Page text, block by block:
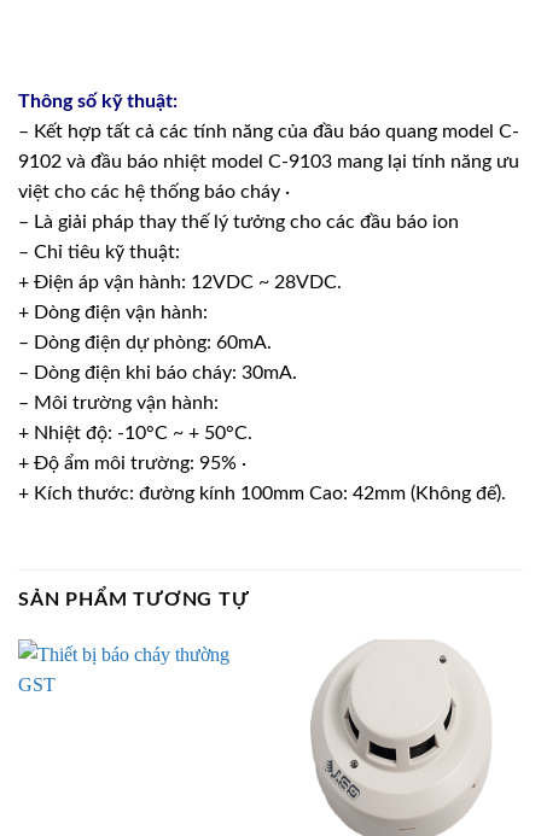
Thông số kỹ thuật:
– Kết hợp tất cả các tính năng của đầu báo quang model C-
9102 và đầu báo nhiệt model C-9103 mang lại tính năng ưu
việt cho các hệ thống báo cháy ·
– Là giải pháp thay thế lý tưởng cho các đầu báo ion
– Chỉ tiêu kỹ thuật:
+ Điện áp vận hành: 12VDC ~ 28VDC.
+ Dòng điện vận hành:
– Dòng điện dự phòng: 60mA.
– Dòng điện khi báo cháy: 30mA.
– Môi trường vận hành:
+ Nhiệt độ: -10°C ~ + 50°C.
+ Độ ẩm môi trường: 95% ·
+ Kích thước: đường kính 100mm Cao: 42mm (Không đế).
SẢN PHẨM TƯƠNG TỰ